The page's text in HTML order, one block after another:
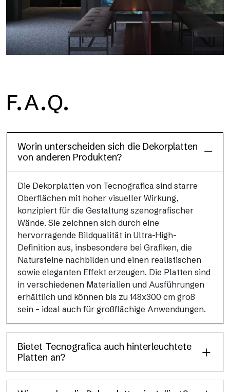
F.A.Q.
Worin unterscheiden sich die Dekorplatten
von anderen Produkten?
Die Dekorplatten von Tecnografica sind starre
Oberflächen mit hoher visueller Wirkung,
konzipiert für die Gestaltung szenografischer
Wände. Sie zeichnen sich durch eine
hervorragende Bildqualität in Ultra-High-
Definition aus, insbesondere bei Grafiken, die
Natursteine nachbilden und einen realistischen
sowie eleganten Effekt erzeugen. Die Platten sind
in verschiedenen Materialien und Ausführungen
erhältlich und können bis zu 148x300 cm groß
sein – ideal auch für großflächige Anwendungen.
Bietet Tecnografica auch hinterleuchtete
Platten an?